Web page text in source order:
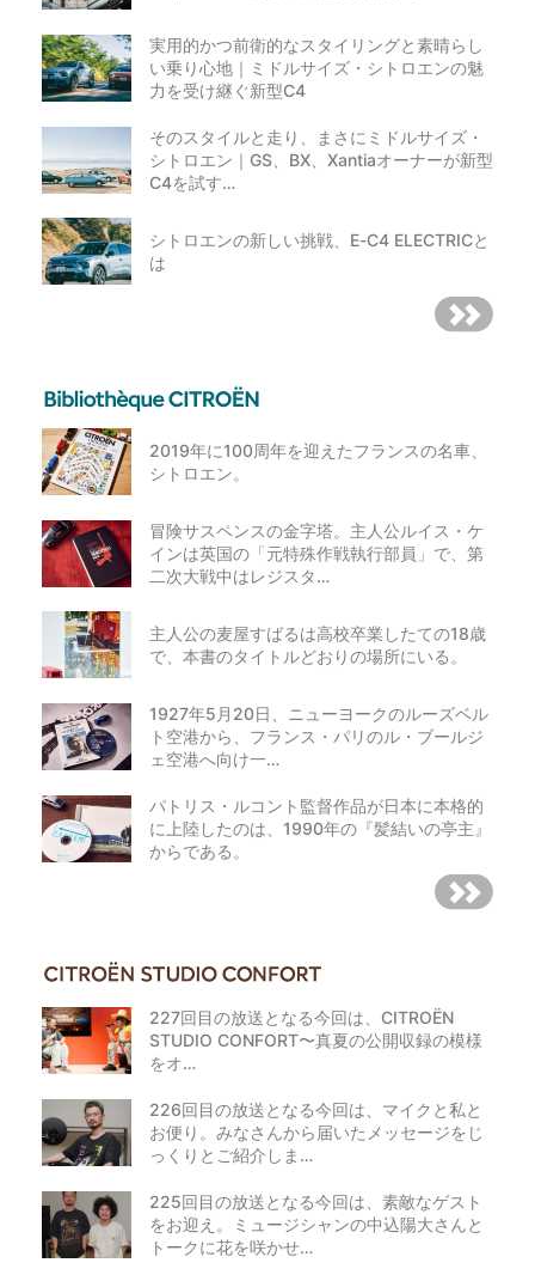
実用的かつ前衛的なスタイリングと素晴らし
い乗り心地｜ミドルサイズ・シトロエンの魅
力を受け継ぐ新型C4
そのスタイルと走り、まさにミドルサイズ・
シトロエン｜GS、BX、Xantiaオーナーが新型
C4を試す…
シトロエンの新しい挑戦、E-C4 ELECTRICと
は
2019年に100周年を迎えたフランスの名車、
シトロエン。
冒険サスペンスの金字塔。主人公ルイス・ケ
インは英国の「元特殊作戦執行部員」で、第
二次大戦中はレジスタ…
主人公の麦屋すばるは高校卒業したての18歳
で、本書のタイトルどおりの場所にいる。
1927年5月20日、ニューヨークのルーズベル
ト空港から、フランス・パリのル・ブールジ
ェ空港へ向け一…
パトリス・ルコント監督作品が日本に本格的
に上陸したのは、1990年の『髪結いの亭主』
からである。
227回目の放送となる今回は、CITROËN
STUDIO CONFORT〜真夏の公開収録の模様
をオ…
226回目の放送となる今回は、マイクと私と
お便り。みなさんから届いたメッセージをじ
っくりとご紹介しま…
225回目の放送となる今回は、素敵なゲスト
をお迎え。ミュージシャンの中込陽大さんと
トークに花を咲かせ…